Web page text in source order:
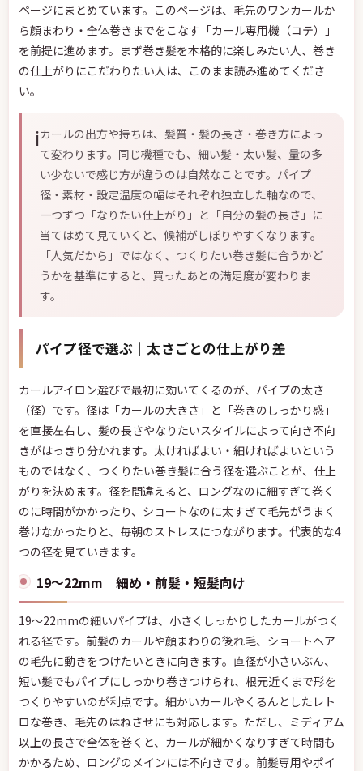
ページにまとめています。このページは、毛先のワンカールか
ら顔まわり・全体巻きまでをこなす「カール専用機（コテ）」
を前提に進めます。まず巻き髪を本格的に楽しみたい人、巻き
の仕上がりにこだわりたい人は、このまま読み進めてくださ
い。
ℹ️カールの出方や持ちは、髪質・髪の長さ・巻き方によっ
て変わります。同じ機種でも、細い髪・太い髪、量の多
い少ないで感じ方が違うのは自然なことです。パイプ
径・素材・設定温度の幅はそれぞれ独立した軸なので、
一つずつ「なりたい仕上がり」と「自分の髪の長さ」に
当てはめて見ていくと、候補がしぼりやすくなります。
「人気だから」ではなく、つくりたい巻き髪に合うかど
うかを基準にすると、買ったあとの満足度が変わりま
す。
パイプ径で選ぶ｜太さごとの仕上がり差
カールアイロン選びで最初に効いてくるのが、パイプの太さ
（径）です。径は「カールの大きさ」と「巻きのしっかり感」
を直接左右し、髪の長さやなりたいスタイルによって向き不向
きがはっきり分かれます。太ければよい・細ければよいという
ものではなく、つくりたい巻き髪に合う径を選ぶことが、仕上
がりを決めます。径を間違えると、ロングなのに細すぎて巻く
のに時間がかかったり、ショートなのに太すぎて毛先がうまく
巻けなかったりと、毎朝のストレスにつながります。代表的な4
つの径を見ていきます。
19〜22mm｜細め・前髪・短髪向け
19〜22mmの細いパイプは、小さくしっかりしたカールがつく
れる径です。前髪のカールや顔まわりの後れ毛、ショートヘア
の毛先に動きをつけたいときに向きます。直径が小さいぶん、
短い髪でもパイプにしっかり巻きつけられ、根元近くまで形を
つくりやすいのが利点です。細かいカールやくるんとしたレト
ロな巻き、毛先のはねさせにも対応します。ただし、ミディアム
以上の長さで全体を巻くと、カールが細かくなりすぎて時間も
かかるため、ロングのメインには不向きです。前髪専用やポイ